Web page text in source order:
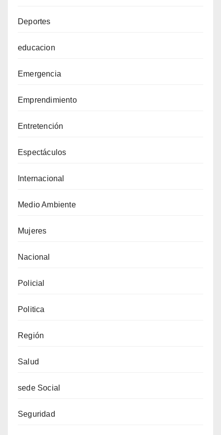
Deportes
educacion
Emergencia
Emprendimiento
Entretención
Espectáculos
Internacional
Medio Ambiente
Mujeres
Nacional
Policial
Politica
Región
Salud
sede Social
Seguridad